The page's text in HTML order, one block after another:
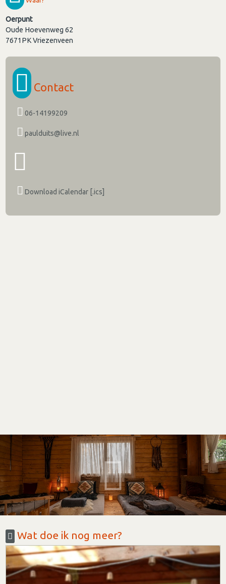
Oerpunt
Oude Hoevenweg 62
7671PKVriezenveen
Contact
06-14199209
paulduits@live.nl
Download iCalendar [.ics]
Wat doe ik nog meer?